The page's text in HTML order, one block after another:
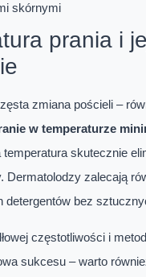
skórnymi
prania i
zmiana pościeli –
w temperaturze
temperatura skutecznie
Dermatolodzy zalecają
detergentów bez
częstotliwości i
sukcesu – warto